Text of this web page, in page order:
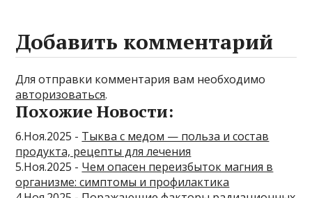
Добавить комментарий
Для отправки комментария вам необходимо
авторизоваться.
Похожие Новости:
6.Ноя.2025 - Тыква с медом — польза и состав
продукта, рецепты для лечения
5.Ноя.2025 - Чем опасен переизбыток магния в
организме: симптомы и профилактика